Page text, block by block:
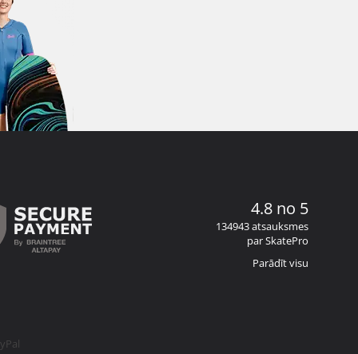
4.8 no 5
134943 atsauksmes
par SkatePro
Parādīt visu